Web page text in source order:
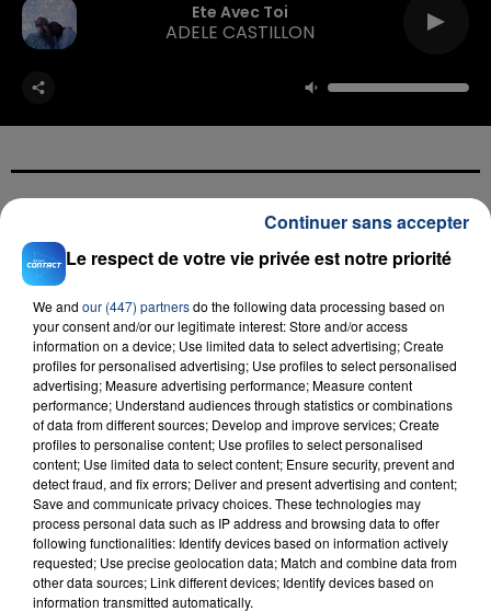
Ete Avec Toi
ADELE CASTILLON
23 juillet 2026
INCENDIE MORTEL À LENS : UNE FEMME ET
SON BÉBÉ ENTRE LA VIE ET LA...
Un homme s'est immolé par le feu après avoir
aspergé sa compagne et leur bébé de trois mois
d'un liquide inflammable.
Le respect de votre vie privée est notre priorité
We and our (447) partnersdo the following data processing based on
your consent and/or our legitimate interest: Store and/or access
information on a device; Use limited data to select advertising; Create
profiles for personalised advertising; Use profiles to select personalised
advertising; Measure advertising performance; Measure content
performance; Understand audiences through statistics or combinations
of data from different sources; Develop and improve services; Create
profiles to personalise content; Use profiles to select personalised
content; Use limited data to select content; Ensure security, prevent and
detect fraud, and fix errors; Deliver and present advertising and content;
Save and communicate privacy choices. These technologies may
process personal data such as IP address and browsing data to offer
following functionalities: Identify devices based on information actively
requested; Use precise geolocation data; Match and combine data from
other data sources; Link different devices; Identify devices based on
information transmitted automatically.
Continuer sans accepter